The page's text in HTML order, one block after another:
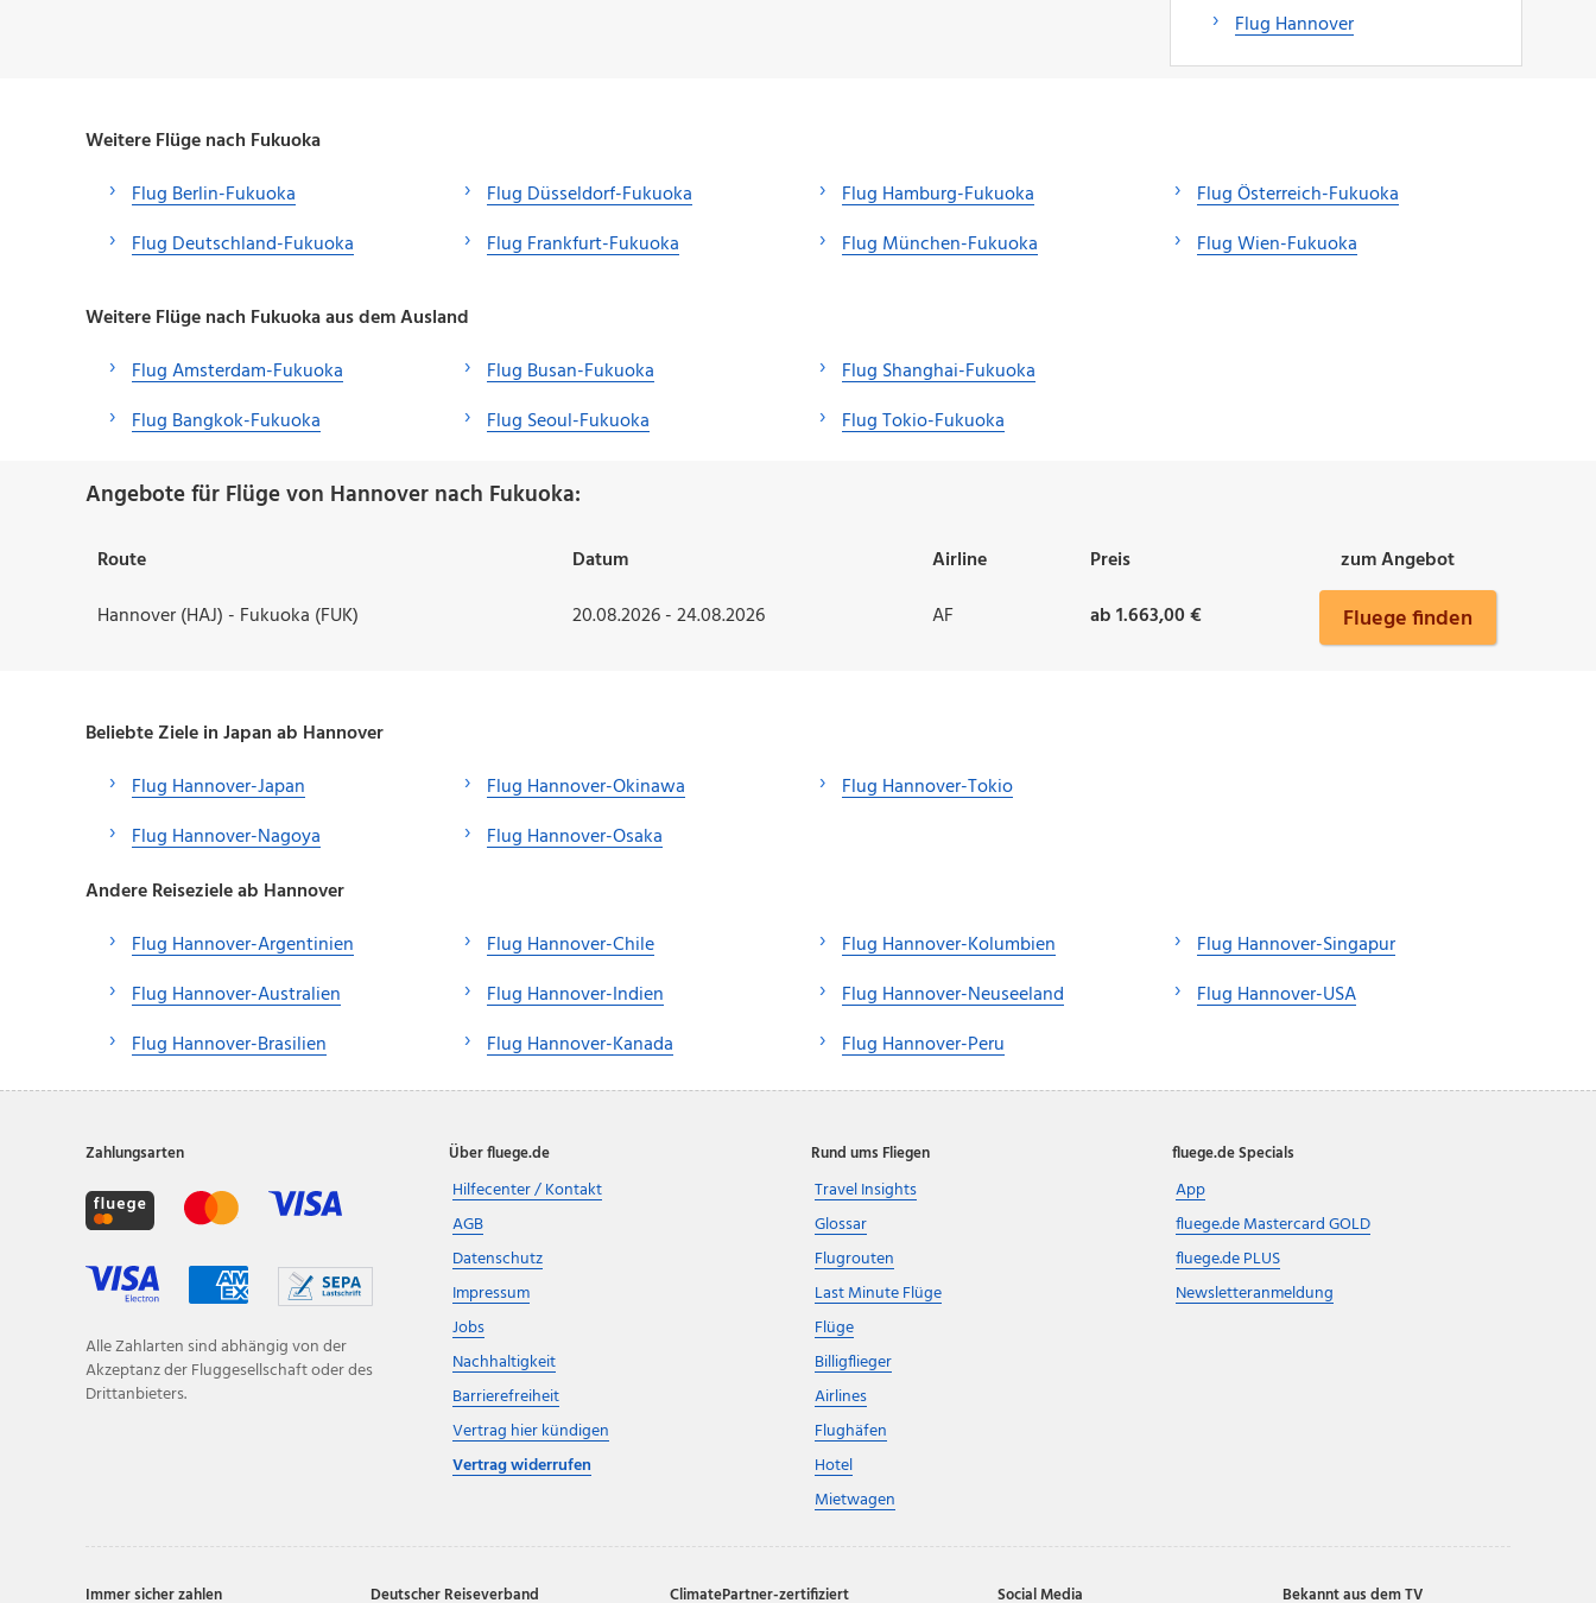
Flug Hannover
Weitere Flüge nach Fukuoka
Flug Berlin-Fukuoka
Flug Deutschland-Fukuoka
Flug Düsseldorf-Fukuoka
Flug Frankfurt-Fukuoka
Flug Hamburg-Fukuoka
Flug München-Fukuoka
Flug Österreich-Fukuoka
Flug Wien-Fukuoka
Weitere Flüge nach Fukuoka aus dem Ausland
Flug Amsterdam-Fukuoka
Flug Bangkok-Fukuoka
Flug Busan-Fukuoka
Flug Seoul-Fukuoka
Flug Shanghai-Fukuoka
Flug Tokio-Fukuoka
Angebote für Flüge von Hannover nach Fukuoka:
Route Datum Airline Preis
zum Angebot
Hannover (HAJ) - Fukuoka (FUK)
20.08.2026 - 24.08.2026 AF ab 1.663,00 € Fluege finden
Beliebte Ziele in Japan ab Hannover
Flug Hannover-Japan
Flug Hannover-Nagoya
Flug Hannover-Okinawa
Flug Hannover-Osaka
Flug Hannover-Tokio
Andere Reiseziele ab Hannover
Flug Hannover-Argentinien
Flug Hannover-Australien
Flug Hannover-Brasilien
Flug Hannover-Chile
Flug Hannover-Indien
Flug Hannover-Kanada
Flug Hannover-Kolumbien
Flug Hannover-Neuseeland
Flug Hannover-Peru
Flug Hannover-Singapur
Flug Hannover-USA